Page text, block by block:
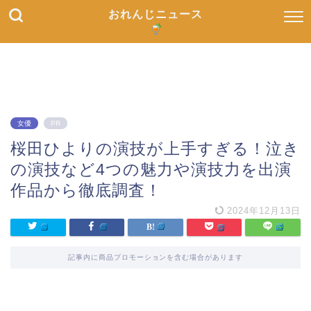
おれんじニュース
女優 PR
桜田ひよりの演技が上手すぎる！泣き
の演技など4つの魅力や演技力を出演
作品から徹底調査！
2024年12月13日
記事内に商品プロモーションを含む場合があります